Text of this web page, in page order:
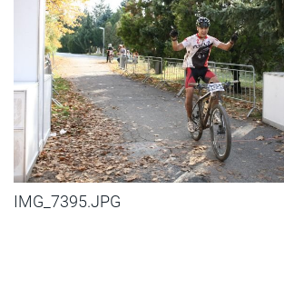
IMG_7395.JPG